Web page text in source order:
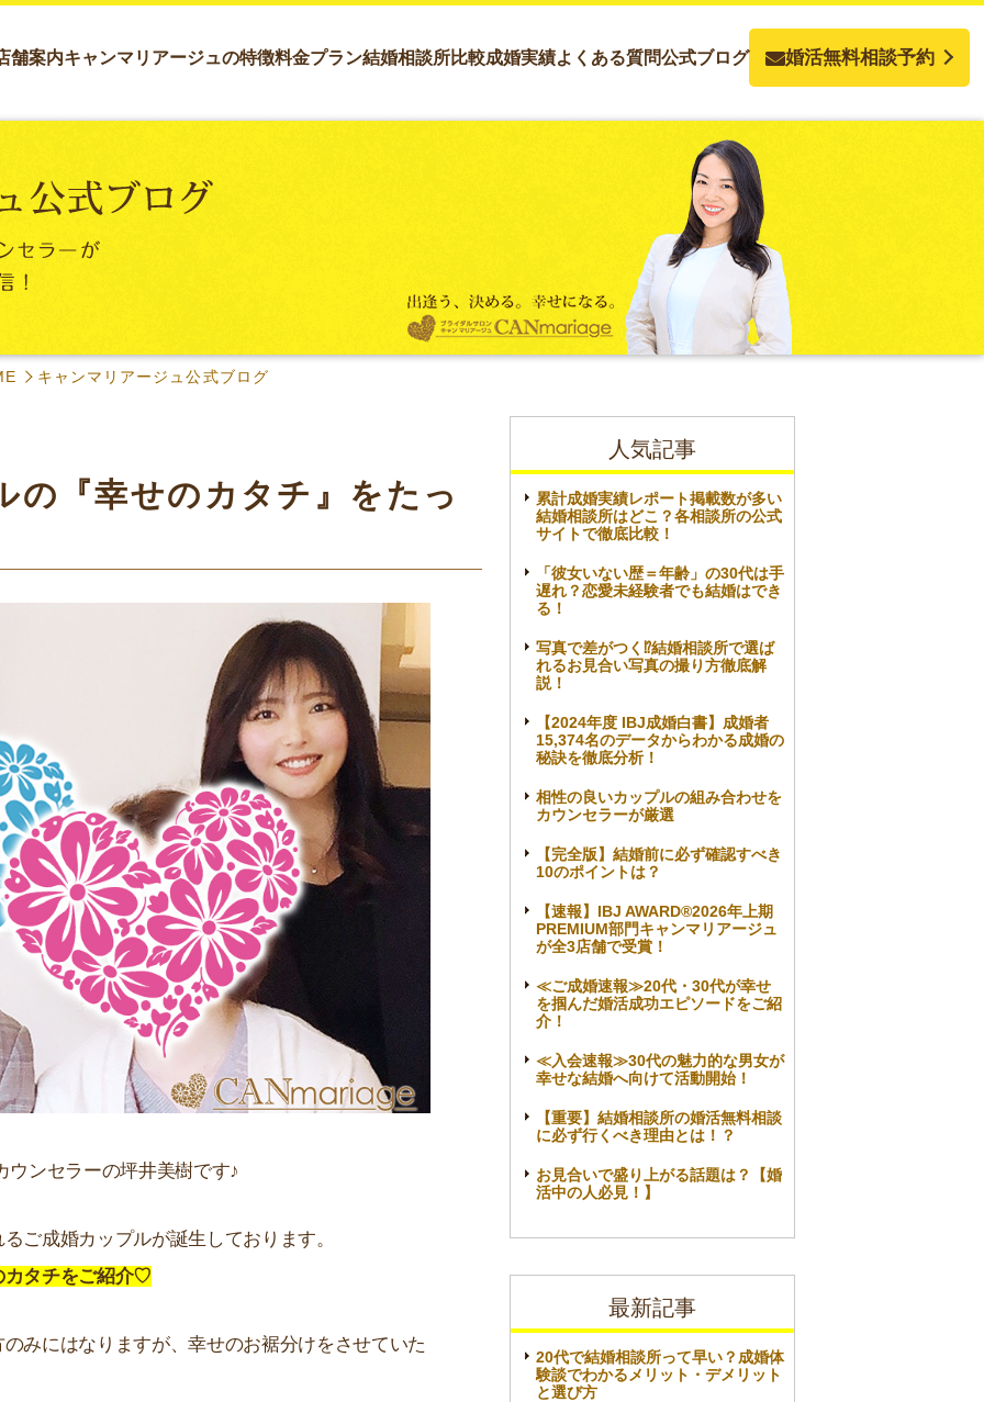
舗案内キャンマリアージュの特徴料金プラン結婚相談所比較成婚実績よくある質問公式ブログ 婚活無料相談予約
キャンマリアージュ公式ブログ
の『幸せのカタチ』をたっ
ウンセラーの坪井美樹です♪
ご成婚カップルが誕生しております。
カタチをご紹介♡
みにはなりますが、幸せのお裾分けをさせていた
人気記事
累計成婚実績レポート掲載数が多い
結婚相談所はどこ？各相談所の公式
サイトで徹底比較！
「彼女いない歴＝年齢」の30代は手
遅れ？恋愛未経験者でも結婚はでき
る！
写真で差がつく⁉結婚相談所で選ば
れるお見合い写真の撮り方徹底解
説！
【2024年度 IBJ成婚白書】成婚者
15,374名のデータからわかる成婚の
秘訣を徹底分析！
相性の良いカップルの組み合わせを
カウンセラーが厳選
【完全版】結婚前に必ず確認すべき
10のポイントは？
【速報】IBJ AWARD®2026年上期
PREMIUM部門キャンマリアージュ
が全3店舗で受賞！
≪ご成婚速報≫20代・30代が幸せ
を掴んだ婚活成功エピソードをご紹
介！
≪入会速報≫30代の魅力的な男女が
幸せな結婚へ向けて活動開始！
【重要】結婚相談所の婚活無料相談
に必ず行くべき理由とは！？
お見合いで盛り上がる話題は？【婚
活中の人必見！】
最新記事
20代で結婚相談所って早い？成婚体
験談でわかるメリット・デメリット
と選び方